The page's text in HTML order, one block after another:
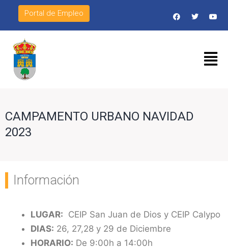
Portal de Empleo
CAMPAMENTO URBANO NAVIDAD
2023
Información
LUGAR: CEIP San Juan de Dios y CEIP Calypo
DIAS: 26, 27,28 y 29 de Diciembre
HORARIO: De 9:00h a 14:00h